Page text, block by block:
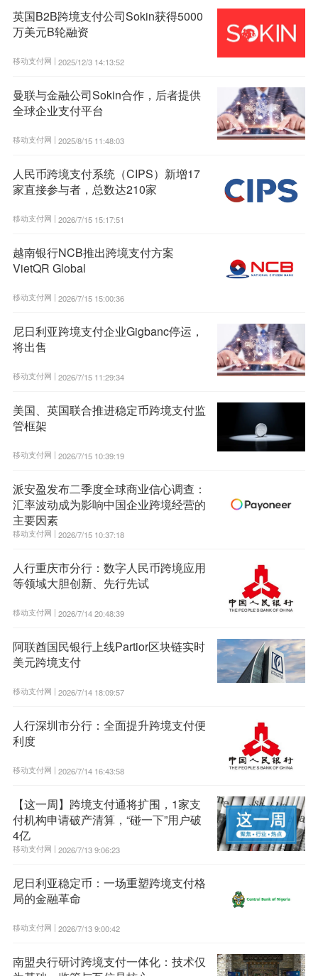
英国B2B跨境支付公司Sokin获得5000
万美元B轮融资
移动支付网 | 2025/12/3 14:13:52
曼联与金融公司Sokin合作，后者提供
全球企业支付平台
移动支付网 | 2025/8/15 11:48:03
人民币跨境支付系统（CIPS）新增17
家直接参与者，总数达210家
移动支付网 | 2026/7/15 15:17:51
越南银行NCB推出跨境支付方案
VietQR Global
移动支付网 | 2026/7/15 15:00:36
尼日利亚跨境支付企业Gigbanc停运，
将出售
移动支付网 | 2026/7/15 11:29:34
美国、英国联合推进稳定币跨境支付监
管框架
移动支付网 | 2026/7/15 10:39:19
派安盈发布二季度全球商业信心调查：
汇率波动成为影响中国企业跨境经营的
主要因素
移动支付网 | 2026/7/15 10:37:18
人行重庆市分行：数字人民币跨境应用
等领域大胆创新、先行先试
移动支付网 | 2026/7/14 20:48:39
阿联酋国民银行上线Partior区块链实时
美元跨境支付
移动支付网 | 2026/7/14 18:09:57
人行深圳市分行：全面提升跨境支付便
利度
移动支付网 | 2026/7/14 16:43:58
【这一周】跨境支付通将扩围，1家支
付机构申请破产清算，“碰一下”用户破
4亿
移动支付网 | 2026/7/13 9:06:23
尼日利亚稳定币：一场重塑跨境支付格
局的金融革命
移动支付网 | 2026/7/13 9:00:42
南盟央行研讨跨境支付一体化：技术仅